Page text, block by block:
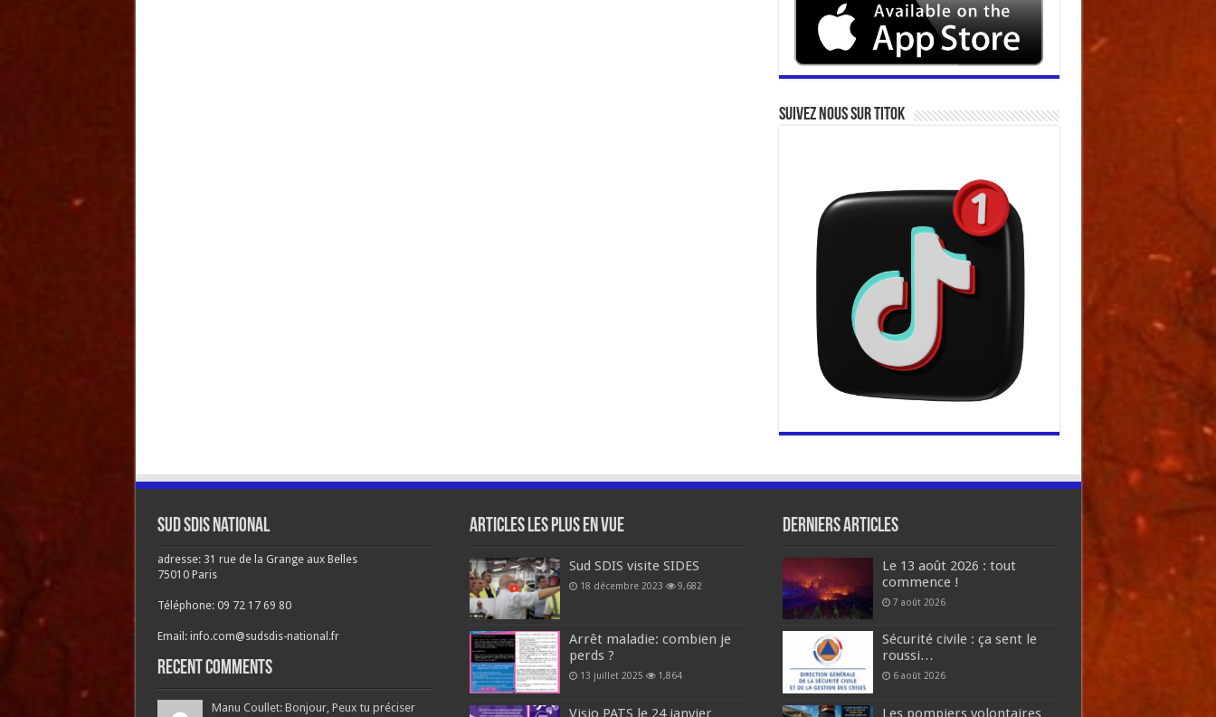
Suivez nous sur Titok
Sud SDIS national
adresse: 31 rue de la Grange aux Belles
75010 Paris
Téléphone: 09 72 17 69 80
Email: info.com@sudsdis-national.fr
Recent Comments
Manu Coullet: Bonjour, Peux tu préciser
Articles les plus en vue
Sud SDIS visite SIDES
18 décembre 2023 9,682
Arrêt maladie: combien je
perds ?
13 juillet 2025 1,864
Visio PATS le 24 janvier
Derniers articles
Le 13 août 2026 : tout
commence !
7 août 2026
Sécurité civile : ça sent le
roussi…
6 août 2026
Les pompiers volontaires